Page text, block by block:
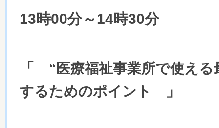
13時00分～14時30分
「 “医療福祉事業所で使え
するためのポイント
」